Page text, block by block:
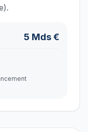
5 Mds €